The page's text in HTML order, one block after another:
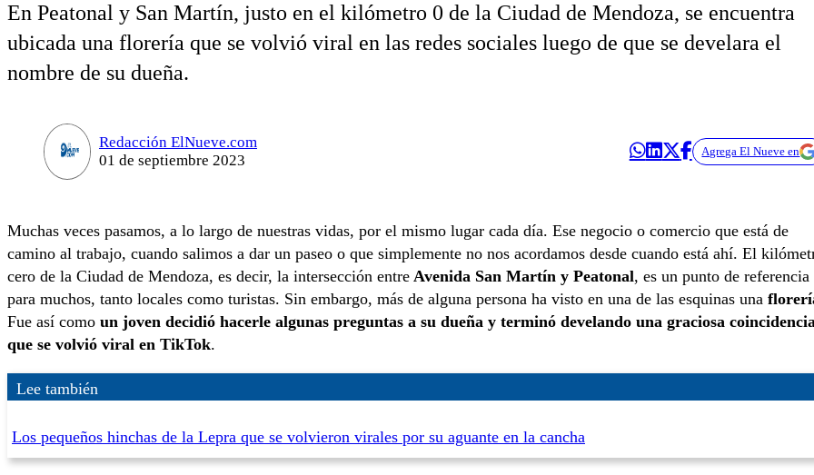
En Peatonal y San Martín, justo en el kilómetro 0 de la Ciudad de Mendoza, se encuentra
ubicada una florería que se volvió viral en las redes sociales luego de que se develara el
nombre de su dueña.
Redacción ElNueve.com
01 de septiembre 2023
Agrega El Nueve en
Muchas veces pasamos, a lo largo de nuestras vidas, por el mismo lugar cada día. Ese negocio o comercio que está de
camino al trabajo, cuando salimos a dar un paseo o que simplemente no nos acordamos desde cuando está ahí. El
cero de la Ciudad de Mendoza, es decir, la intersección entre Avenida San Martín y Peatonal, es un punto de referencia
para muchos, tanto locales como turistas. Sin embargo, más de alguna persona ha visto en una de las esquinas una
Fue así como un joven decidió hacerle algunas preguntas a su dueña y terminó develando una graciosa
que se volvió viral en TikTok.
Lee también
Los pequeños hinchas de la Lepra que se volvieron virales por su aguante en la cancha